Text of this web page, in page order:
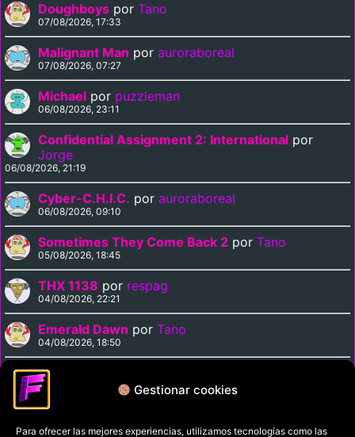
Gestionar cookies
Para ofrecer las mejores experiencias, utilizamos tecnologías como las
Doughboys por Tano
07/08/2026, 17:33
Malignant Man por auroraboreal
07/08/2026, 07:27
Michael por puzzleman
06/08/2026, 23:11
Confidential Assignment 2: International por
Jorge
06/08/2026, 21:19
Cyber-C.H.I.C. por auroraboreal
06/08/2026, 09:10
Sometimes They Come Back 2 por Tano
05/08/2026, 18:45
THX 1138 por respag
04/08/2026, 22:21
Emerald Dawn por Tano
04/08/2026, 18:50
Curse of the Vampire
04/08/2026, 18:35
Política de privacidad